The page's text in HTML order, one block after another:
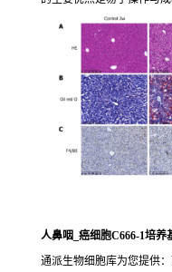
人鼻咽_癌细胞C666-1培养
通派生物细胞库为您提供